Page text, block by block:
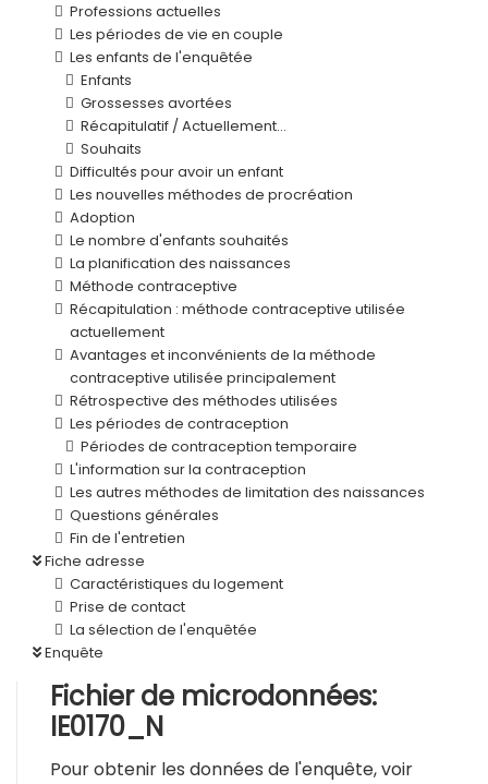
Professions actuelles
Les périodes de vie en couple
Les enfants de l'enquêtée
Enfants
Grossesses avortées
Récapitulatif / Actuellement...
Souhaits
Difficultés pour avoir un enfant
Les nouvelles méthodes de procréation
Adoption
Le nombre d'enfants souhaités
La planification des naissances
Méthode contraceptive
Récapitulation : méthode contraceptive utilisée
actuellement
Avantages et inconvénients de la méthode
contraceptive utilisée principalement
Rétrospective des méthodes utilisées
Les périodes de contraception
Périodes de contraception temporaire
L'information sur la contraception
Les autres méthodes de limitation des naissances
Questions générales
Fin de l'entretien
Fiche adresse
Caractéristiques du logement
Prise de contact
La sélection de l'enquêtée
Enquête
Fichier de microdonnées:
IE0170_N
Pour obtenir les données de l'enquête, voir